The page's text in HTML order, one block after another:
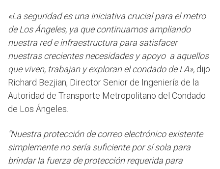
«La seguridad es una iniciativa crucial para el metro
de Los Ángeles, ya que continuamos ampliando
nuestra red e infraestructura para satisfacer
nuestras crecientes necesidades y apoyo a aquellos
que viven, trabajan y exploran el condado de LA», dijo
Richard Bezjian, Director Senior de Ingeniería de la
Autoridad de Transporte Metropolitano del Condado
de Los Ángeles.
“Nuestra protección de correo electrónico existente
simplemente no sería suficiente por sí sola para
brindar la fuerza de protección requerida para